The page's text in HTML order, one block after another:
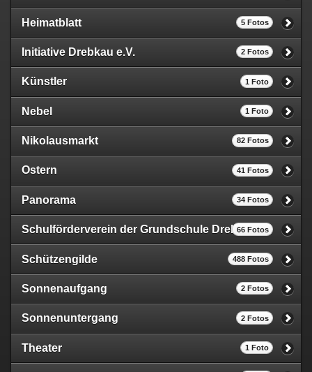
Heimatblatt 5 Fotos
Initiative Drebkau e.V. 2 Fotos
Künstler 1 Foto
Nebel 1 Foto
Nikolausmarkt 82 Fotos
Ostern 41 Fotos
Panorama 34 Fotos
Schulförderverein der Grundschule Drebkau „General-von-Schiebell“ e.V.
66 Fotos
Schützengilde 488 Fotos
Sonnenaufgang 2 Fotos
Sonnenuntergang 2 Fotos
Theater 1 Foto